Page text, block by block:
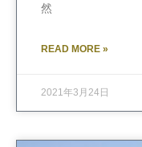
然
READ MORE »
2021年3月24日